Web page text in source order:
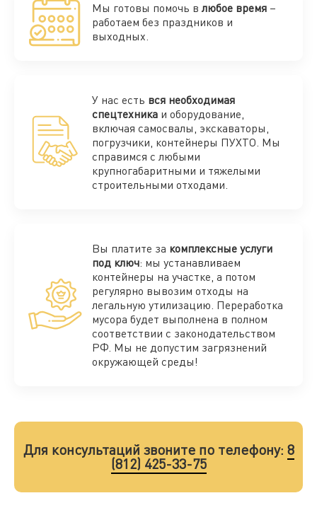
Мы готовы помочь в любое время –
работаем без праздников и
выходных.
У нас есть вся необходимая
спецтехника и оборудование,
включая самосвалы, экскаваторы,
погрузчики, контейнеры ПУХТО. Мы
справимся с любыми
крупногабаритными и тяжелыми
строительными отходами.
Вы платите за комплексные услуги
под ключ: мы устанавливаем
контейнеры на участке, а потом
регулярно вывозим отходы на
легальную утилизацию. Переработка
мусора будет выполнена в полном
соответствии с законодательством
РФ. Мы не допустим загрязнений
окружающей среды!
Для консультаций звоните по телефону: 8
(812) 425-33-75